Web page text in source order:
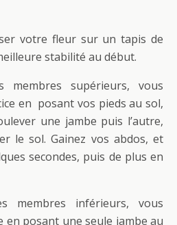
votre fleur sur un tapis de
stabilité au début.
membres supérieurs, vous
en posant vos pieds au sol,
une jambe puis l’autre,
le sol. Gainez vos abdos, et
secondes, puis de plus en
membres inférieurs, vous
en posant une seule jambe au